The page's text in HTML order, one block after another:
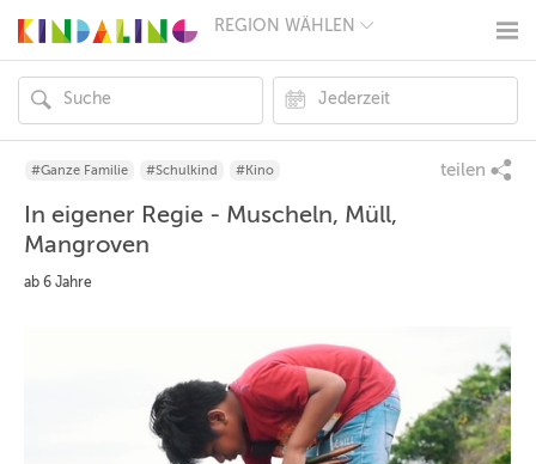
REGION WÄHLEN
MÜNCHEN
HAMBURG
FRANKFURT
KÖLN
DÜSSELDORF
ESSEN
ZÜRICH
ANDERE
REGIONEN
#Ganze Familie #Schulkind #Kino teilen
In eigener Regie - Muscheln, Müll,
Mangroven
ab 6 Jahre